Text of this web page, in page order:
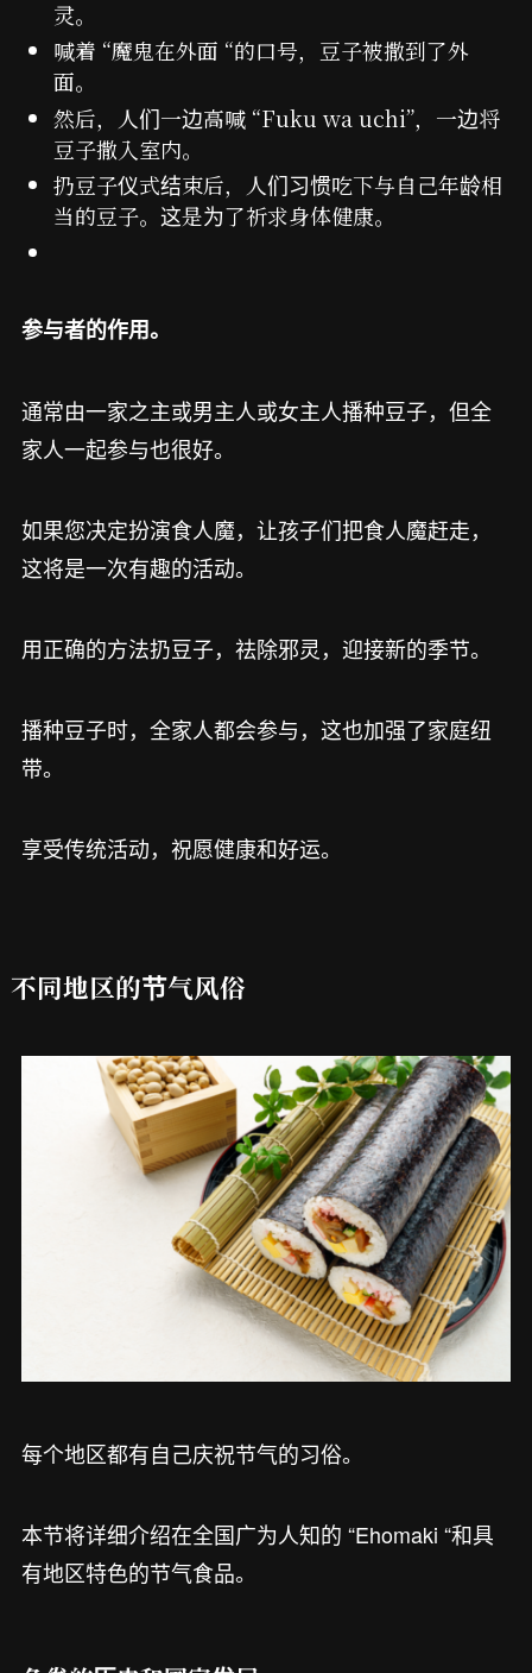
灵。
喊着 “魔鬼在外面 “的口号，豆子被撒到了外
面。
然后，人们一边高喊 “Fuku wa uchi”，一边将
豆子撒入室内。
扔豆子仪式结束后，人们习惯吃下与自己年龄相
当的豆子。这是为了祈求身体健康。
参与者的作用。
通常由一家之主或男主人或女主人播种豆子，但全
家人一起参与也很好。
如果您决定扮演食人魔，让孩子们把食人魔赶走，
这将是一次有趣的活动。
用正确的方法扔豆子，祛除邪灵，迎接新的季节。
播种豆子时，全家人都会参与，这也加强了家庭纽
带。
享受传统活动，祝愿健康和好运。
不同地区的节气风俗
每个地区都有自己庆祝节气的习俗。
本节将详细介绍在全国广为人知的 “Ehomaki “和具
有地区特色的节气食品。